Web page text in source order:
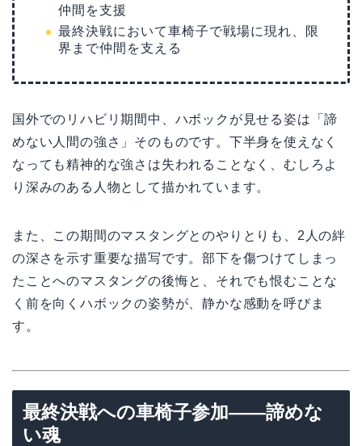
仲間を支援
最終決戦において車椅子で戦場に現れ、限
界まで仲間を支える
国外でのリハビリ期間中、ハボックが見せる姿は「諦
めない人間の強さ」そのものです。下半身を使えなく
なっても精神的な強さは失われることなく、むしろよ
り深みのある人物として描かれています。
また、この期間のマスタングとのやりとりも、2人の絆
の深さを示す重要な描写です。部下を傷つけてしまっ
たことへのマスタングの後悔と、それでも恨むことな
く前を向くハボックの姿勢が、静かな感動を呼びま
す。
最終決戦への車椅子参加——諦めな
い魂